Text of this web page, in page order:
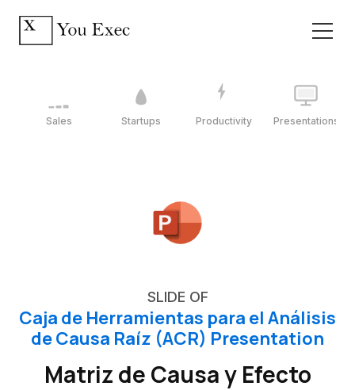
Sales Startups Productivity Presentations
SLIDE OF
Caja de Herramientas para el Análisis
de Causa Raíz (ACR) Presentation
Matriz de Causa y Efecto